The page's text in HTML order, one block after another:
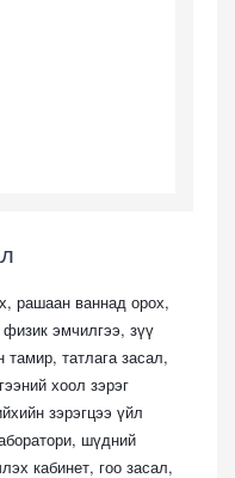
рашаан ваннад орох,
эмчилгээ, зүү
тамир, татлага засал,
й хоол зэрэг
зэрэгцээ үйл
, шүдний
кабинет, гоо засал,